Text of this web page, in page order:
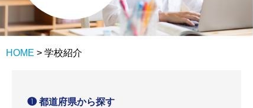
HOME > 学校紹介
❶ 都道府県から探す